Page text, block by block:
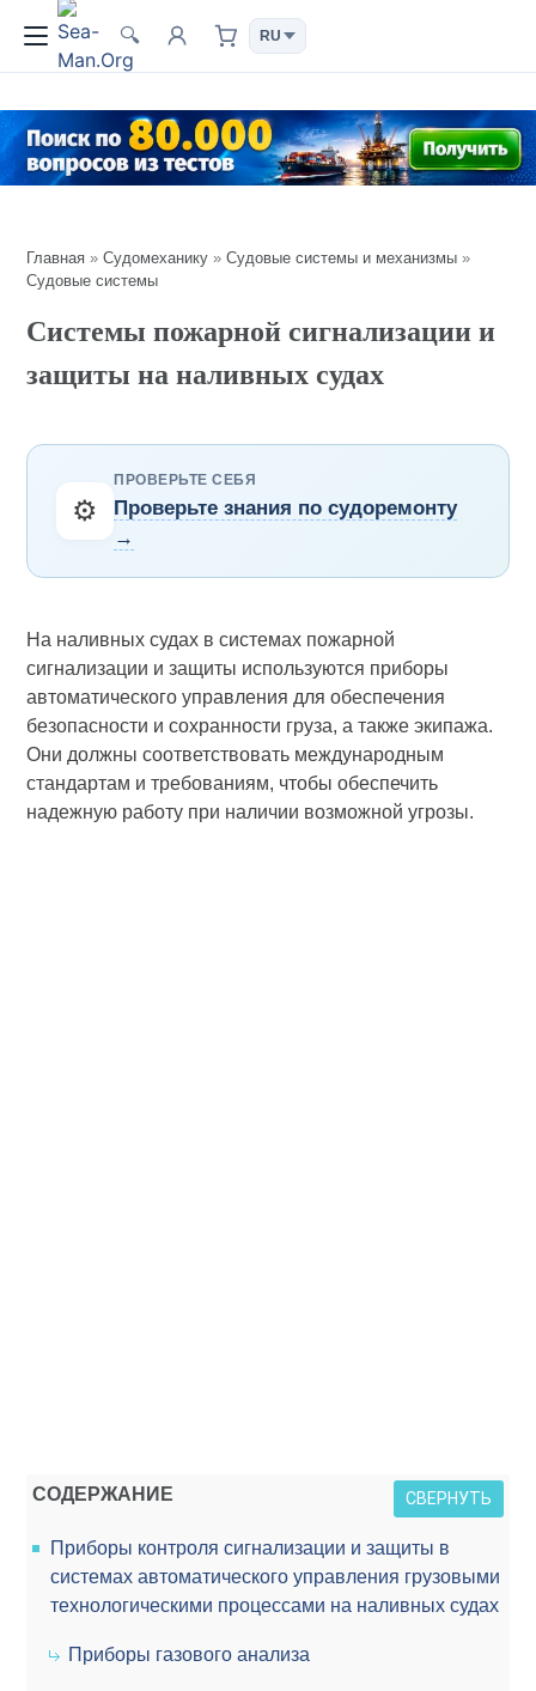
🔍
Главная »Судомеханику »Судовые системы и механизмы »
Судовые системы
Системы пожарной сигнализации и
защиты на наливных судах
⚙️
ПРОВЕРЬТЕ СЕБЯ
Проверьте знания по судоремонту
→
На наливных судах в системах пожарной
сигнализации и защиты используются приборы
автоматического управления для обеспечения
безопасности и сохранности груза, а также экипажа.
Они должны соответствовать международным
стандартам и требованиям, чтобы обеспечить
надежную работу при наличии возможной угрозы.
СОДЕРЖАНИЕ СВЕРНУТЬ
Приборы контроля сигнализации и защиты в
системах автоматического управления грузовыми
технологическими процессами на наливных судах
Приборы газового анализа